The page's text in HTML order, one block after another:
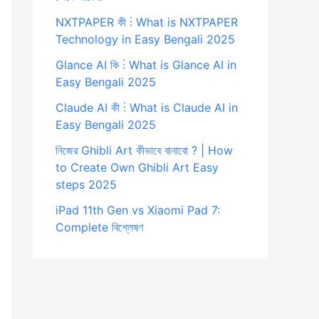
NXTPAPER কী ⋮ What is NXTPAPER
Technology in Easy Bengali 2025
Glance AI কি ⋮ What is Glance AI in
Easy Bengali 2025
Claude AI কী ⋮ What is Claude AI in
Easy Bengali 2025
নিজের Ghibli Art কীভাবে বানাবো ? | How
to Create Own Ghibli Art Easy
steps 2025
iPad 11th Gen vs Xiaomi Pad 7:
Complete বিশ্লেষণ